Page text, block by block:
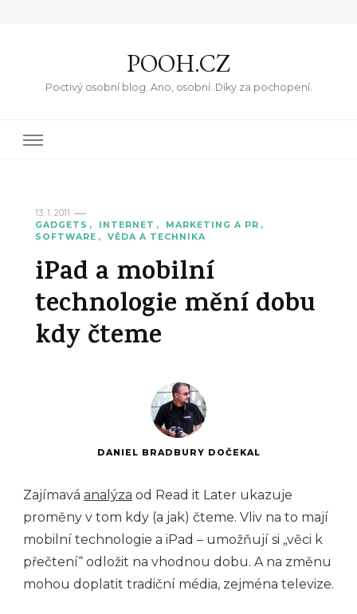
POOH.CZ
Poctivý osobní blog. Ano, osobní. Díky za pochopení.
13. 1. 2011
GADGETS
INTERNET
MARKETING A PR
SOFTWARE
VĚDA A TECHNIKA
iPad a mobilní
technologie mění dobu
kdy čteme
DANIEL BRADBURY DOČEKAL
Zajímavá analýza od Read it Later ukazuje
proměny v tom kdy (a jak) čteme. Vliv na to mají
mobilní technologie a iPad – umožňují si „věci k
přečtení“ odložit na vhodnou dobu. A na změnu
mohou doplatit tradiční média, zejména televize.